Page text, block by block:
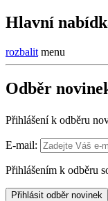
Hlavní
rozbalit menu
Odběr
Přihlášení k odběru
E-mail:
Přihlášením k odběru
Přihlásit odběr novinek